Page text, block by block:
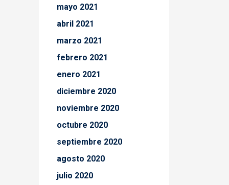
mayo 2021
abril 2021
marzo 2021
febrero 2021
enero 2021
diciembre 2020
noviembre 2020
octubre 2020
septiembre 2020
agosto 2020
julio 2020